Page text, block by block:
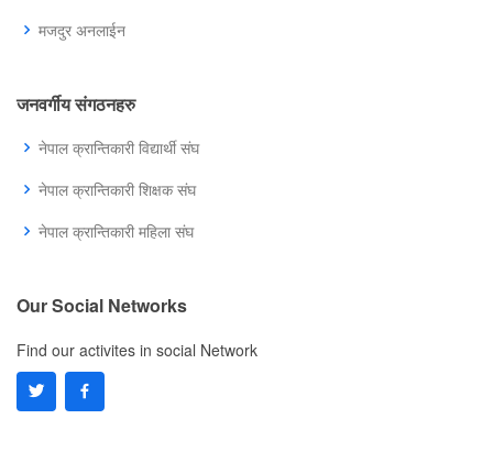
मजदुर अनलाईन
जनवर्गीय संगठनहरु
नेपाल क्रान्तिकारी विद्यार्थी संघ
नेपाल क्रान्तिकारी शिक्षक संघ
नेपाल क्रान्तिकारी महिला संघ
Our Social Networks
Find our activites in social Network